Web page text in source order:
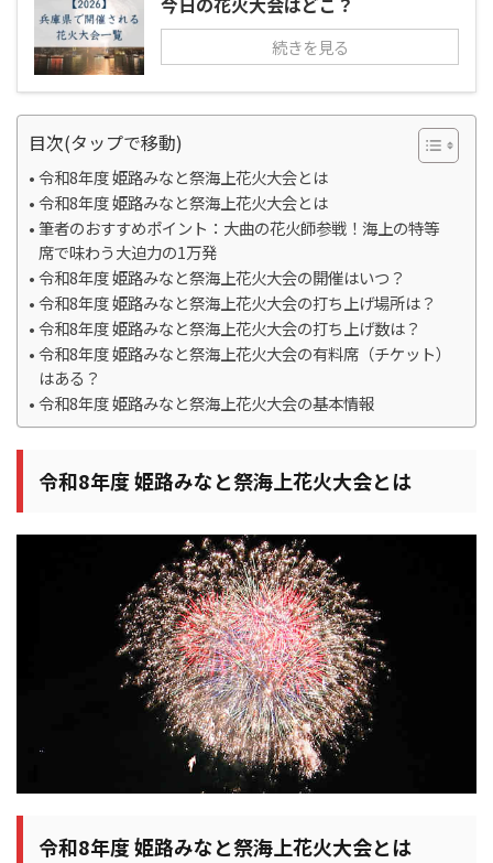
続きを見る
目次(タップで移動)
令和8年度 姫路みなと祭海上花火大会とは
令和8年度 姫路みなと祭海上花火大会とは
筆者のおすすめポイント：大曲の花火師参戦！海上の特等
席で味わう大迫力の1万発
令和8年度 姫路みなと祭海上花火大会の開催はいつ？
令和8年度 姫路みなと祭海上花火大会の打ち上げ場所は？
令和8年度 姫路みなと祭海上花火大会の打ち上げ数は？
令和8年度 姫路みなと祭海上花火大会の有料席（チケット）
はある？
令和8年度 姫路みなと祭海上花火大会の基本情報
令和8年度 姫路みなと祭海上花火大会とは
令和8年度 姫路みなと祭海上花火大会とは